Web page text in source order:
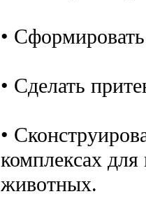
•
• Сделать
•
комплексах
животных.